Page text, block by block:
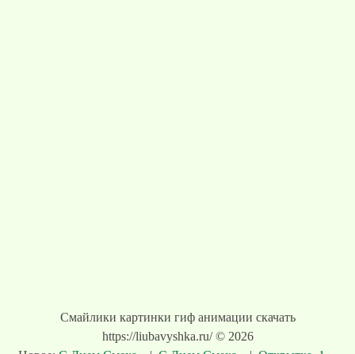
Смайлики картинки гиф анимации скачать
https://liubavyshka.ru/ © 2026